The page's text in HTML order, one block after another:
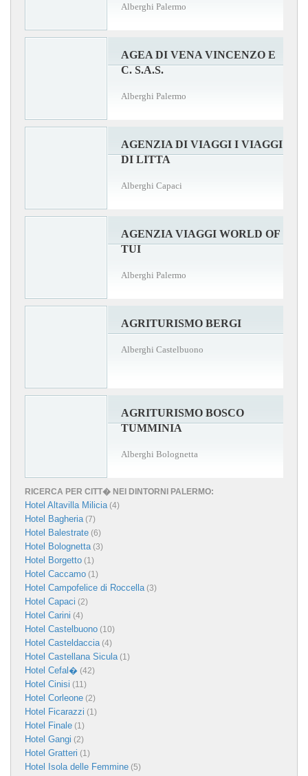
Alberghi Palermo
AGEA DI VENA VINCENZO E
C. S.A.S.
Alberghi Palermo
AGENZIA DI VIAGGI I VIAGGI
DI LITTA
Alberghi Capaci
AGENZIA VIAGGI WORLD OF
TUI
Alberghi Palermo
AGRITURISMO BERGI
Alberghi Castelbuono
AGRITURISMO BOSCO
TUMMINIA
Alberghi Bolognetta
RICERCA PER CITT� NEI DINTORNI PALERMO:
Hotel Altavilla Milicia(4)
Hotel Bagheria(7)
Hotel Balestrate (6)
Hotel Bolognetta(3)
Hotel Borgetto (1)
Hotel Caccamo (1)
Hotel Campofelice di Roccella(3)
Hotel Capaci (2)
Hotel Carini (4)
Hotel Castelbuono (10)
Hotel Casteldaccia(4)
Hotel Castellana Sicula(1)
Hotel Cefal� (42)
Hotel Cinisi (11)
Hotel Corleone (2)
Hotel Ficarazzi (1)
Hotel Finale (1)
Hotel Gangi (2)
Hotel Gratteri (1)
Hotel Isola delle Femmine (5)